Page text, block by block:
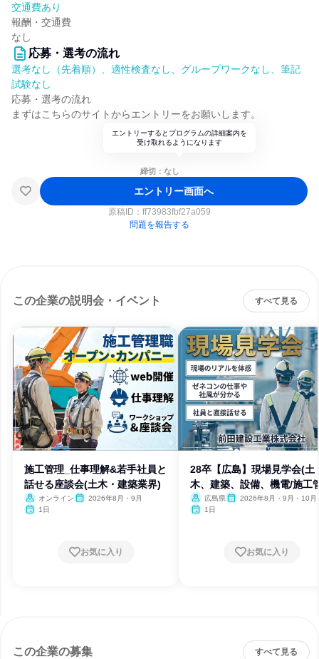
交通費あり
報酬・交通費
なし
応募・選考の流れ
選考なし（先着順）、適性検査なし、グループワークなし、筆記
試験なし
応募・選考の流れ
まずはこちらのサイトからエントリーをお願いします。
エントリーするとプログラムの詳細案内を
受け取れるようになります
締切：なし
エントリー画面へ
原稿ID： ff73983fbf27a059
問題を報告する
この企業の説明会・イベント すべて見る
施工管理_仕事理解&若手社員と
話せる座談会(土木・建築業界)
オンライン
2026年8月・9月
1日
お気に入り
28卒【広島】現場見学会(土
木、建築、設備、機電/施工
理) 広島県
2026年8月・9月・10月
1日
お気に入り
この企業の募集 すべて見る